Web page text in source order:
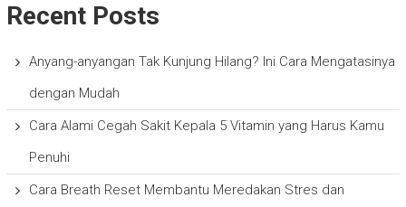
Recent Posts
Anyang-anyangan Tak Kunjung Hilang? Ini Cara Mengatasinya
dengan Mudah
Cara Alami Cegah Sakit Kepala 5 Vitamin yang Harus Kamu
Penuhi
Cara Breath Reset Membantu Meredakan Stres dan